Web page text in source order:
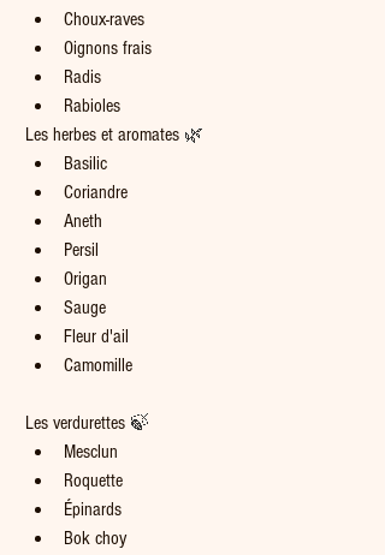
Choux-raves
Oignons frais
Radis
Rabioles
Les herbes et aromates 🌿
Basilic
Coriandre
Aneth
Persil
Origan
Sauge
Fleur d'ail
Camomille
Les verdurettes 🍃
Mesclun
Roquette
Épinards
Bok choy